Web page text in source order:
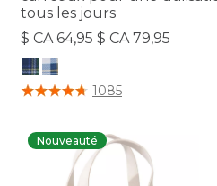
tous les jours
$ CA 64,95 $ CA 79,95
5 sur 5 Évaluation des clients
1085
Nouveauté